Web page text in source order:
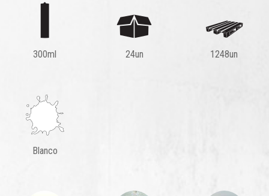
300ml 24un 1248un
Blanco